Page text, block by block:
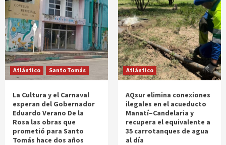
Atlántico Santo Tomás
La Cultura y el Carnaval
esperan del Gobernador
Eduardo Verano De la
Rosa las obras que
prometió para Santo
Tomás hace dos años
Atlántico
AQsur elimina conexiones
ilegales en el acueducto
Manatí–Candelaria y
recupera el equivalente a
35 carrotanques de agua
al día